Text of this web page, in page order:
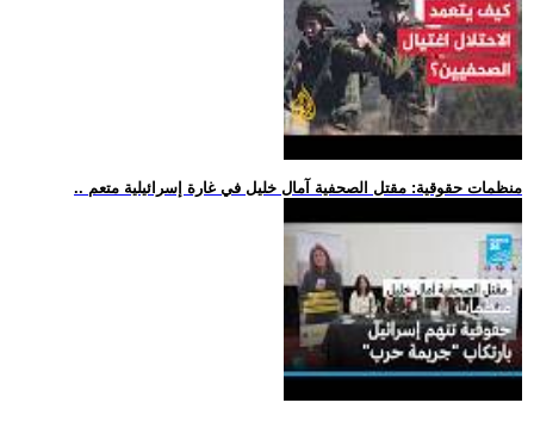
.. منظمات حقوقية: مقتل الصحفية آمال خليل في غارة إسرائيلية متعم